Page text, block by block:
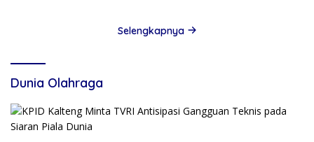
Selengkapnya
Dunia Olahraga